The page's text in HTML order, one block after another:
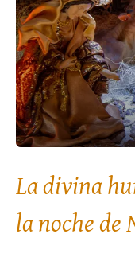
La divina
la noche de